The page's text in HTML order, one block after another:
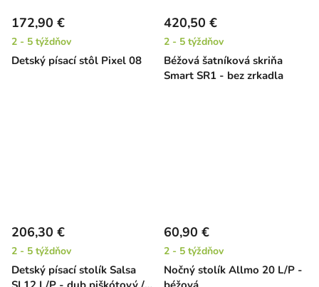
Detský písací stôl Pixel 08
172,90 €
2 - 5 týždňov
Béžová šatníková skriňa
Smart SR1 - bez zrkadla
420,50 €
2 - 5 týždňov
Detský písací stolík Salsa
206,30 €
2 - 5 týždňov
Nočný stolík Allmo 20 L/P -
60,90 €
2 - 5 týždňov